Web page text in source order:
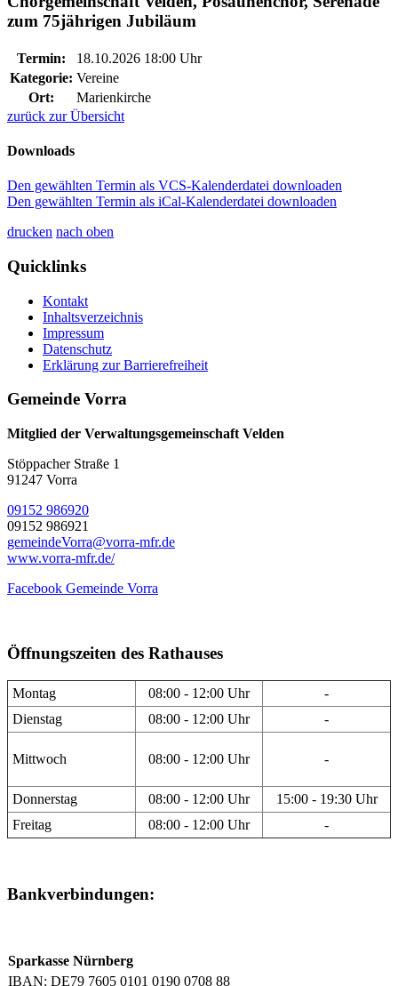
zum 75jährigen Jubiläum
Termin:
18.10.2026 18:00 Uhr
Kategorie: Vereine
Ort:
Marienkirche
zurück zur Übersicht
Downloads
Den gewählten Termin als VCS-Kalenderdatei downloaden
Den gewählten Termin als iCal-Kalenderdatei downloaden
drucken nach oben
Quicklinks
Kontakt
Inhaltsverzeichnis
Impressum
Datenschutz
Erklärung zur Barrierefreiheit
Gemeinde Vorra
Mitglied der Verwaltungsgemeinschaft Velden
Stöppacher Straße 1
91247 Vorra
09152 986920
09152 986921
gemeindeVorra@vorra-mfr.de
www.vorra-mfr.de/
Facebook Gemeinde Vorra
Öffnungszeiten des Rathauses
Montag 08:00 - 12:00 Uhr
-
Dienstag
08:00 - 12:00 Uhr -
Mittwoch 08:00 - 12:00 Uhr -
Donnerstag 08:00 - 12:00 Uhr
15:00 - 19:30 Uhr
Freitag
08:00 - 12:00 Uhr -
Bankverbindungen:
Sparkasse Nürnberg
IBAN: DE79 7605 0101 0190 0708 88